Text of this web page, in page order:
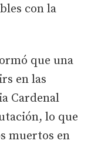
con la
que una
en las
Cardenal
lo que
muertos en